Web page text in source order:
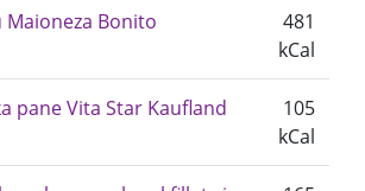
Maioneza Bonito
481
kCal
pane Vita Star Kaufland
105
kCal